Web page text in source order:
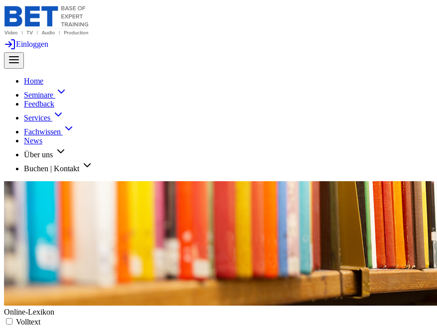
Einloggen
Home
Seminare
Feedback
Services
Fachwissen
News
Über uns
Buchen | Kontakt
Online-Lexikon
Volltext